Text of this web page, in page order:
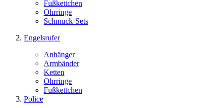
Fußkettchen
Ohrringe
Schmuck-Sets
Engelsrufer
Anhänger
Armbänder
Ketten
Ohrringe
Fußkettchen
Police